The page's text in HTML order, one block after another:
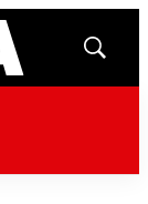
Mostrar